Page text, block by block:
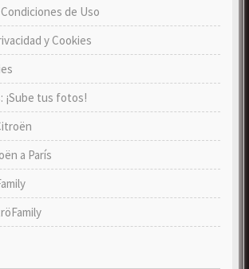
de Uso
y Cookies
¡Sube tus fotos!
a París